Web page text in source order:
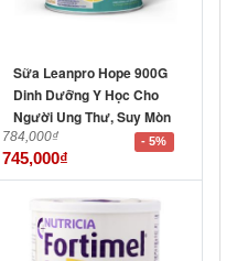
Sữa Leanpro Hope 900G
Dinh Dưỡng Y Học Cho
Người Ung Thư, Suy Mòn
784,000₫
745,000₫
- 5%